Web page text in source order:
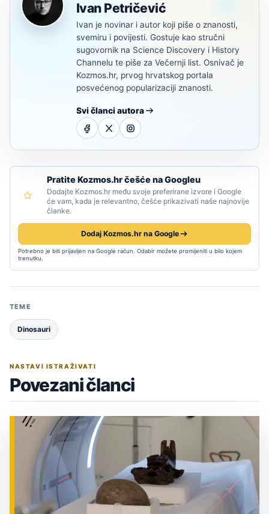
Ivan Petričević
Ivan je novinar i autor koji piše o znanosti,
svemiru i povijesti. Gostuje kao stručni
sugovornik na Science Discovery i History
Channelu te piše za Večernji list. Osnivač je
Kozmos.hr, prvog hrvatskog portala
posvećenog popularizaciji znanosti.
Svi članci autora
Pratite Kozmos.hr češće na Googleu
Dodajte Kozmos.hr među svoje preferirane izvore i Google
će vam, kada je relevantno, češće prikazivati naše najnovije
članke.
Dodaj Kozmos.hr na Google
Potrebno je biti prijavljen na Google račun. Odabir možete promijeniti u bilo kojem
trenutku.
TEME
Dinosauri
NASTAVI ISTRAŽIVATI
Povezani članci